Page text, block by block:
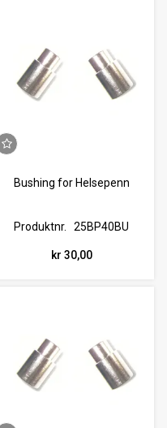
Bushing for Helsepenn
Produktnr. 25BP40BU
kr 30,00